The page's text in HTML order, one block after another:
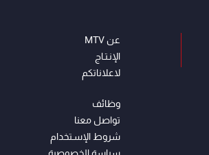
عن MTV
الإنـتـاج
لاعلاناتكم
وظائف
تواصل معنا
شروط الإسـتخدام